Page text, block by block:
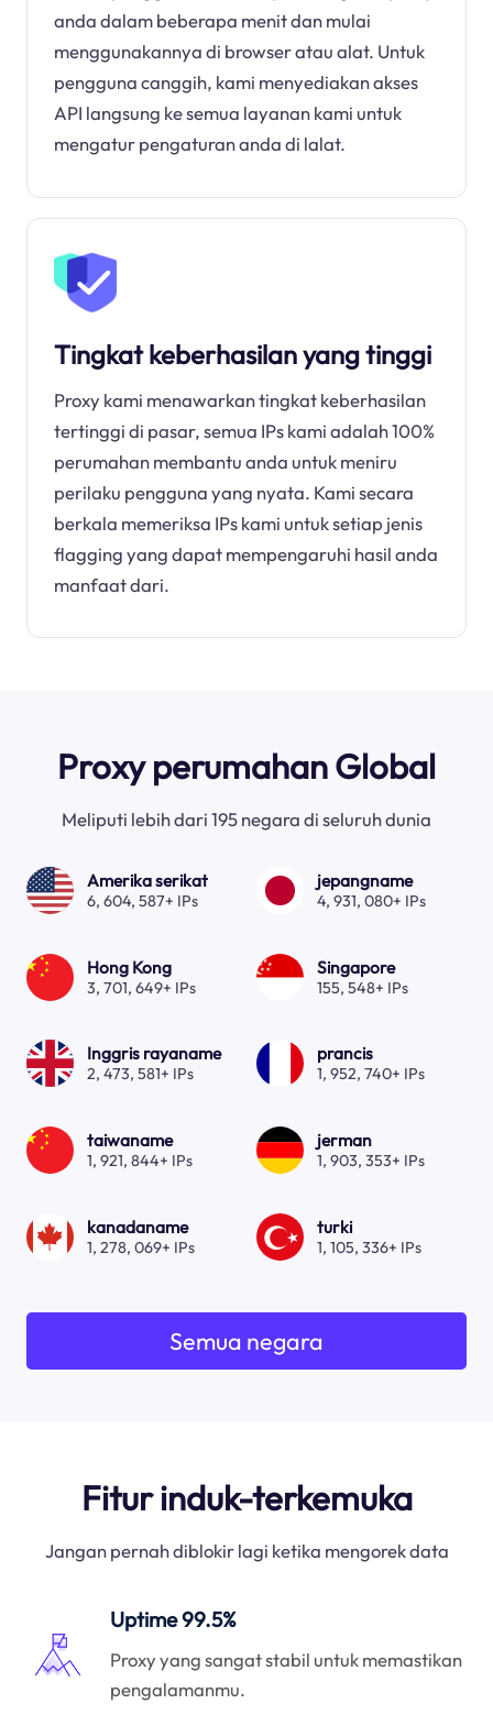
anda dalam beberapa menit dan mulai
menggunakannya di browser atau alat. Untuk
pengguna canggih, kami menyediakan akses
API langsung ke semua layanan kami untuk
mengatur pengaturan anda di lalat.
Tingkat keberhasilan yang tinggi
Proxy kami menawarkan tingkat keberhasilan
tertinggi di pasar, semua IPs kami adalah 100%
perumahan membantu anda untuk meniru
perilaku pengguna yang nyata. Kami secara
berkala memeriksa IPs kami untuk setiap jenis
flagging yang dapat mempengaruhi hasil anda
manfaat dari.
Proxy perumahan Global
Meliputi lebih dari 195 negara di seluruh dunia
Amerika serikat
6, 604, 587+ IPs
jepangname
4, 931, 080+ IPs
Hong Kong
3, 701, 649+ IPs
Singapore
155, 548+ IPs
Inggris rayaname
2, 473, 581+ IPs
prancis
1, 952, 740+ IPs
taiwaname
1, 921, 844+ IPs
jerman
1, 903, 353+ IPs
kanadaname
1, 278, 069+ IPs
turki
1, 105, 336+ IPs
Semua negara
Fitur induk-terkemuka
Jangan pernah diblokir lagi ketika mengorek data
Uptime 99.5%
Proxy yang sangat stabil untuk memastikan
pengalamanmu.